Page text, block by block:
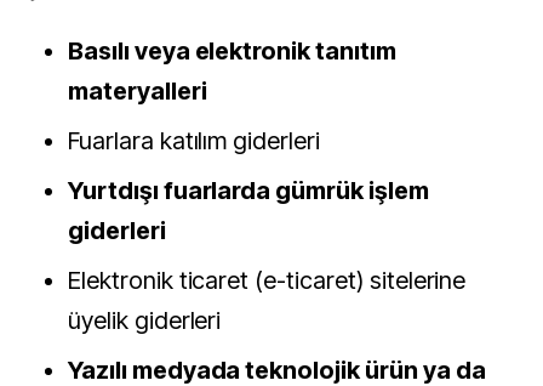
Basılı veya elektronik tanıtım
materyalleri
Fuarlara katılım giderleri
Yurtdışı fuarlarda gümrük işlem
giderleri
Elektronik ticaret (e-ticaret) sitelerine
üyelik giderleri
Yazılı medyada teknolojik ürün ya da